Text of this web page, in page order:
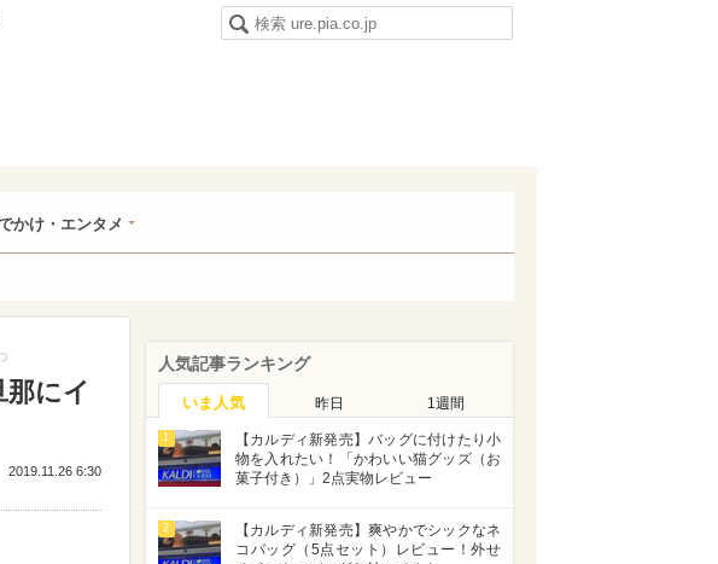
かけ・エンタメ
にイ
2019.11.26 6:30
人気記事ランキング
いま人気 昨日 1週間
1
【カルディ新発売】バッグに付けたり小
物を入れたい！「かわいい猫グッズ（お
菓子付き）」2点実物レビュー
2
【カルディ新発売】爽やかでシックなネ
コバッグ（5点セット）レビュー！外せ